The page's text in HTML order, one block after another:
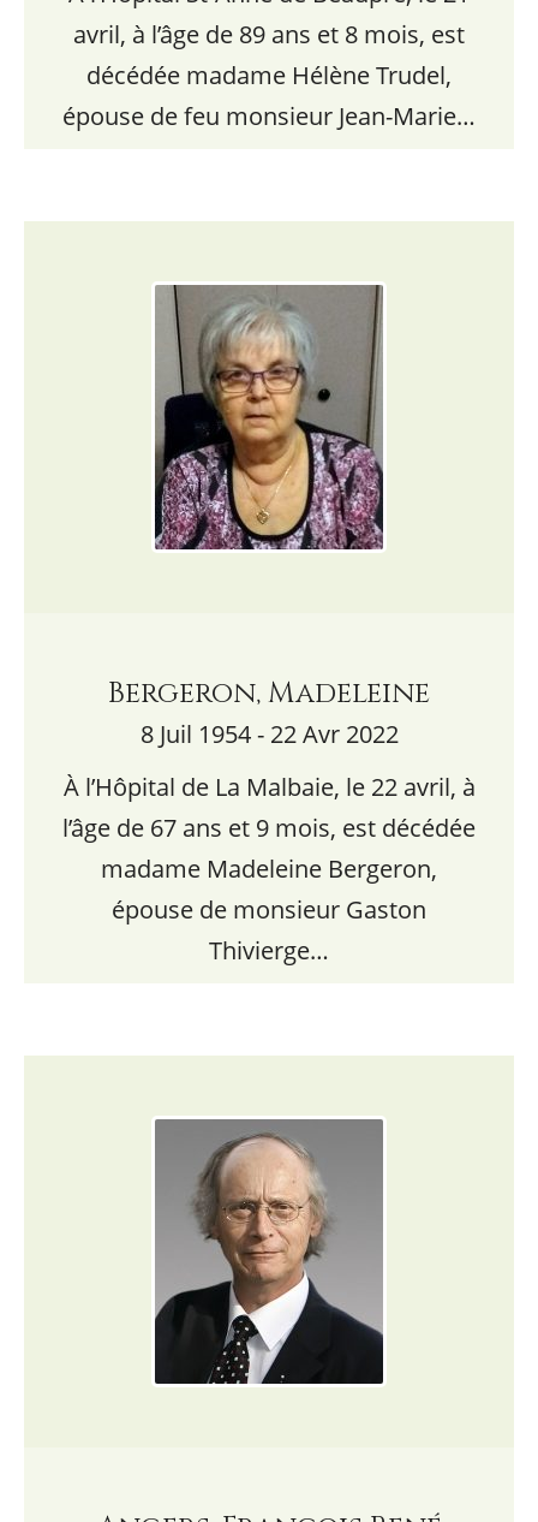
avril, à l’âge de 89 ans et 8 mois, est
décédée madame Hélène Trudel,
épouse de feu monsieur Jean-Marie…
Bergeron, Madeleine
8 Juil 1954 - 22 Avr 2022
À l’Hôpital de La Malbaie, le 22 avril, à
l’âge de 67 ans et 9 mois, est décédée
madame Madeleine Bergeron,
épouse de monsieur Gaston
Thivierge…